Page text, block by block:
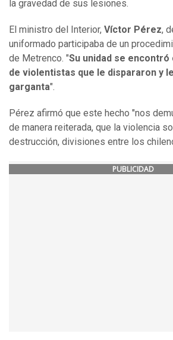
la gravedad de sus lesiones.
El ministro del Interior, Víctor Pérez,
uniformado participaba de un
de Metrenco. "Su unidad se encontró
de violentistas que le dispararon y
garganta".
Pérez afirmó que este hecho "nos
de manera reiterada, que la violencia
destrucción, divisiones entre los
PUBLICIDAD